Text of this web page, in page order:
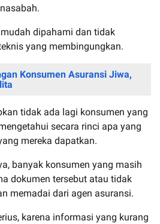
dipahami dan tidak
yang membingungkan.
Konsumen Asuransi Jiwa,
tidak ada lagi konsumen yang
secara rinci apa yang
mereka dapatkan.
banyak konsumen yang masih
dokumen tersebut atau tidak
memadai dari agen asuransi.
karena informasi yang kurang